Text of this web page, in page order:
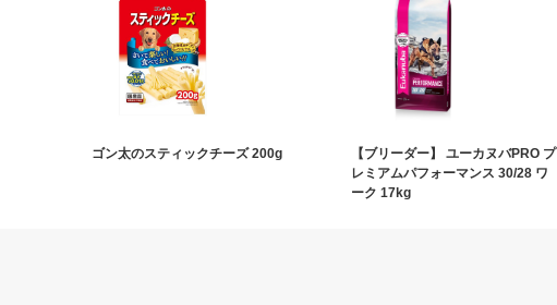
ゴン太のスティックチーズ 200g
【ブリーダー】 ユーカヌバPRO プ
レミアムパフォーマンス 30/28 ワ
ーク 17kg